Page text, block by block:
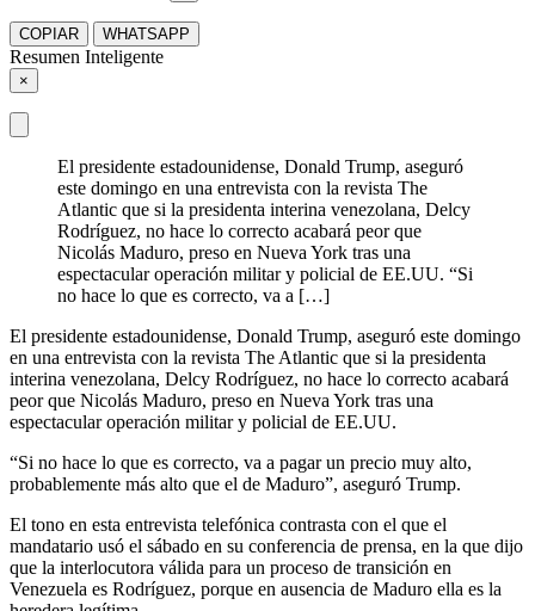
COPIAR WHATSAPP
Resumen Inteligente
×
El presidente estadounidense, Donald Trump, aseguró
este domingo en una entrevista con la revista The
Atlantic que si la presidenta interina venezolana, Delcy
Rodríguez, no hace lo correcto acabará peor que
Nicolás Maduro, preso en Nueva York tras una
espectacular operación militar y policial de EE.UU. “Si
no hace lo que es correcto, va a […]
El presidente estadounidense, Donald Trump, aseguró este domingo
en una entrevista con la revista The Atlantic que si la presidenta
interina venezolana, Delcy Rodríguez, no hace lo correcto acabará
peor que Nicolás Maduro, preso en Nueva York tras una
espectacular operación militar y policial de EE.UU.
“Si no hace lo que es correcto, va a pagar un precio muy alto,
probablemente más alto que el de Maduro”, aseguró Trump.
El tono en esta entrevista telefónica contrasta con el que el
mandatario usó el sábado en su conferencia de prensa, en la que dijo
que la interlocutora válida para un proceso de transición en
Venezuela es Rodríguez, porque en ausencia de Maduro ella es la